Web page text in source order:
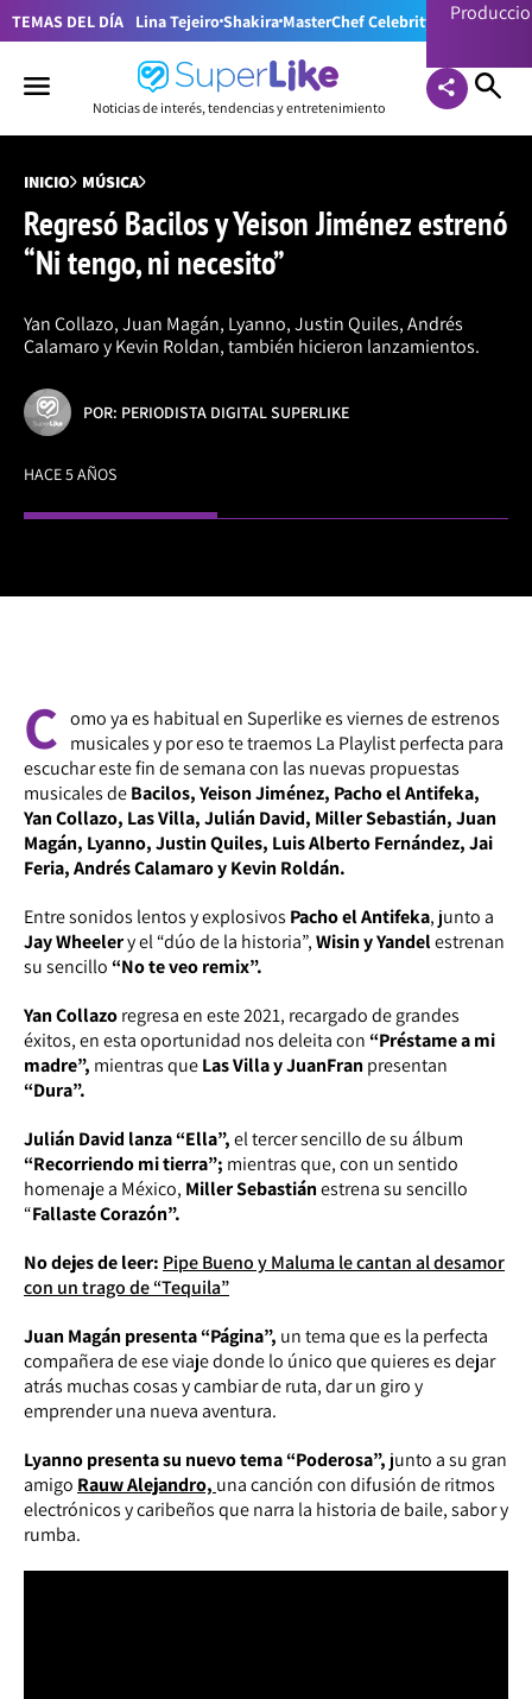
TEMAS DEL DÍA Lina TejeiroShakira MasterChef Celebrity Colombia
Noticias de interés, tendencias y entretenimiento
INICIO MÚSICA
Regresó Bacilos y Yeison Jiménez estrenó
“Ni tengo, ni necesito”
Yan Collazo, Juan Magán, Lyanno, Justin Quiles, Andrés
Calamaro y Kevin Roldan, también hicieron lanzamientos.
POR: PERIODISTA DIGITAL SUPERLIKE
HACE 5 AÑOS
C omo ya es habitual en Superlike es viernes de estrenos
musicales y por eso te traemos La Playlist perfecta para
escuchar este fin de semana con las nuevas propuestas
musicales deBacilos, Yeison Jiménez, Pacho el Antifeka,
Yan Collazo, Las Villa, Julián David, Miller Sebastián, Juan
Magán, Lyanno, Justin Quiles, Luis Alberto Fernández, Jai
Feria, Andrés Calamaro y Kevin Roldán.
Entre sonidos lentos y explosivos Pacho el Antifeka, junto a
Jay Wheelery el “dúo de la historia”,Wisin y Yandelestrenan
su sencillo“No te veo remix”.
Yan Collazoregresa en este 2021, recargado de grandes
éxitos, en esta oportunidad nos deleita con“Préstame a mi
madre”, mientras queLas Villa y JuanFranpresentan
“Dura”.
Julián David lanza “Ella”,el tercer sencillo de su álbum
“Recorriendo mi tierra”; mientras que, con un sentido
homenaje a México, Miller Sebastiánestrena su sencillo
“Fallaste Corazón”.
No dejes de leer: Pipe Bueno y Maluma le cantan al desamor
con un trago de “Tequila”
Juan Magán presenta “Página”, un tema que es la perfecta
compañera de ese viaje donde lo único que quieres es dejar
atrás muchas cosas y cambiar de ruta, dar un giro y
emprender una nueva aventura.
Lyanno presenta su nuevo tema “Poderosa”, junto a su gran
amigo Rauw Alejandro, una canción con difusión de ritmos
electrónicos y caribeños que narra la historia de baile, sabor y
rumba.